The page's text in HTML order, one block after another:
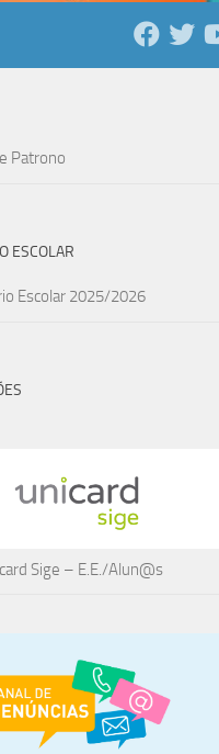
Patrono
ESCOLAR
Escolar 2025/2026
Sige – E.E./Alun@s